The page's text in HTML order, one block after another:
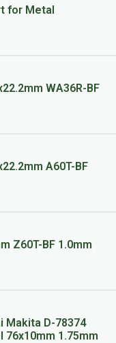
for Metal
WA36R-BF
A60T-BF
Z60T-BF 1.0mm
Makita D-78374
1.75mm